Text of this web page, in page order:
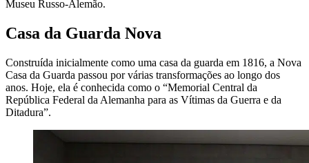
Museu Russo-Alemão.
Casa da Guarda Nova
Construída inicialmente como uma casa da guarda em 1816, a Nova
Casa da Guarda passou por várias transformações ao longo dos
anos. Hoje, ela é conhecida como o “Memorial Central da
República Federal da Alemanha para as Vítimas da Guerra e da
Ditadura”.